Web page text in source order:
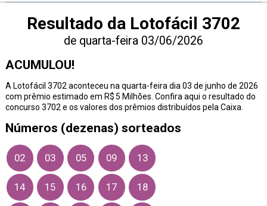
Resultado da Lotofácil 3702
de quarta-feira 03/06/2026
ACUMULOU!
A Lotofácil 3702 aconteceu na quarta-feira dia 03 de junho de 2026
com prêmio estimado em R$ 5 Milhões. Confira aqui o resultado do
concurso 3702 e os valores dos prêmios distribuídos pela Caixa.
Números (dezenas) sorteados
02 03 05 09 13
14 15 16 17 18